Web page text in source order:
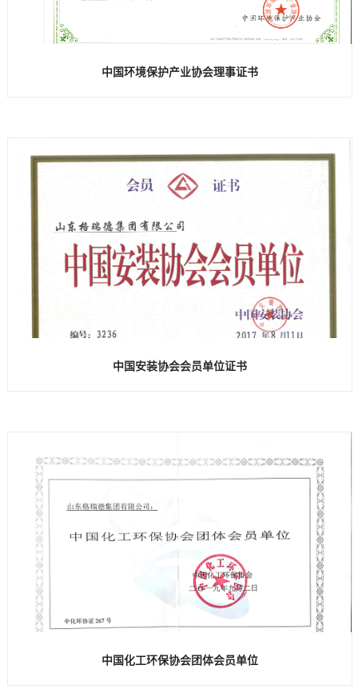
中国环境保护产业协会理事证书
中国安装协会会员单位证书
中国化工环保协会团体会员单位